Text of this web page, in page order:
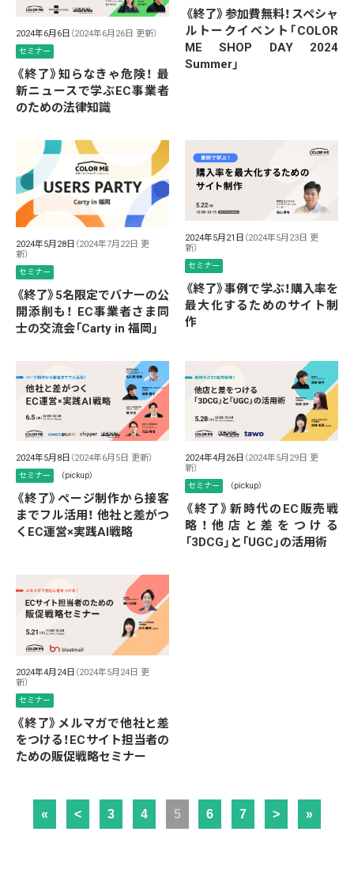
2024年6月6日 （2024年6月26日 更新）
セミナー
《終了》知らなきゃ危険！ 最
新ニュースで学ぶEC事業者
のための法律知識
《終了》参加費無料！スペシャ
ルトークイベント「COLOR
ME SHOP DAY 2024
Summer」
2024年5月28日 （2024年7月22日 更
新）
セミナー
《終了》5名限定でバナーの公
開添削も！ EC事業者さま同
士の交流会「Carty in 福岡」
2024年5月21日 （2024年5月23日 更
新）
セミナー
《終了》事例で学ぶ！購入率を
最大化するためのサイト制
作
2024年5月8日 （2024年6月5日 更新）
セミナー （pickup）
《終了》ページ制作から接客
までフル活用！ 他社と差がつ
くEC運営×実践AI戦略
2024年4月26日 （2024年5月29日 更
新）
セミナー （pickup）
《終了》新時代のEC販売戦
略！他店と差をつける
「3DCG」と「UGC」の活用術
2024年4月24日 （2024年5月24日 更
新）
セミナー
《終了》メルマガで他社と差
をつける！ECサイト担当者の
ための販促戦略セミナー
« < 3 4 5 6 7 > »